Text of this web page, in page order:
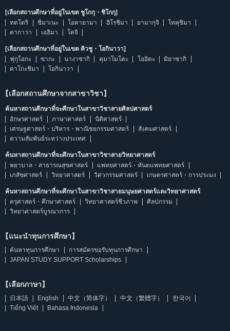
[เลือกสถานศึกษาที่อยู่ในเขต ชูโกกุ・ชิโกกุ]
ทตโตริ
ชิมาเนะ โอคายามา ฮิโรชิมา ยามากุจิ
โทคุชิมา
คากาวา
เอฮิมา โคจิ
[เลือกสถานศึกษาที่อยู่ในเขต คิวชู・โอกินาวา]
ฟุกุโอกะ
ซากะ นางาซากิ คุมาโมโตะ โออิตะ
มิยาซากิ
คาโกะชิมา
โอกินาวา
【เลือกสถานศึกษาจากสาขาวิชา】
ค้นหาสถานศึกษาที่จะศึกษาในสาขาวิชาสายศิลปศาสตร์
อักษรศาสตร์
ภาษาศาสตร์
นิติศาสตร์
เศรษฐศาสตร์・บริหาร・พาณิชยกรรมศาสตร์
สังคมศาสตร์
ความสัมพันธ์ระหว่างประเทศ
ค้นหาสถานศึกษาที่จะศึกษาในสาขาวิชาสายวิทยาศาสตร์
พยาบาล・สาธารณสุขศาสตร์
แพทยศาสตร์・ทันตแพทยศาสตร์
เภสัชศาสตร์
วิทยาศาสตร์ วิศวกรรมศาสตร์ เกษตรศาสตร์・การประมง
ค้นหาสถานศึกษาที่จะศึกษาในสาขาวิชาสายมนุษยศาสตร์และวิทยาศาสตร์
ครุศาสตร์・ศึกษาศาสตร์
วิทยาศาสตร์ชีวภาพ
ศิลปกรรม
วิทยาศาสตร์บูรณาการ
【แนะนำทุนการศึกษา】
ค้นหาทุนการศึกษา
การสมัครขอรับทุนการศึกษา
JAPAN STUDY SUPPORT Scholarships
【เลือกภาษา】
日本語 English 中文（简体字） 中文（繁體字）
한국어
Tiếng Việt
Bahasa Indonesia